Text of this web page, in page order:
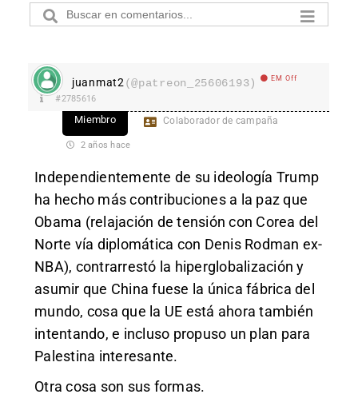
juanmat2 (@patreon_25606193) EM Off
#2785616
Miembro Colaborador de campaña
2 años hace
Independientemente de su ideología Trump
ha hecho más contribuciones a la paz que
Obama (relajación de tensión con Corea del
Norte vía diplomática con Denis Rodman ex-
NBA), contrarrestó la hiperglobalización y
asumir que China fuese la única fábrica del
mundo, cosa que la UE está ahora también
intentando, e incluso propuso un plan para
Palestina interesante.
Otra cosa son sus formas.